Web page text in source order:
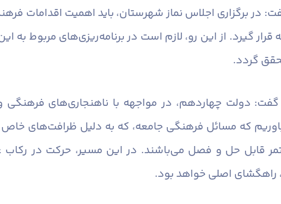
در برگزاری اجلاس نماز شهرستان، باید اهمیت اقدامات
گیرد. از این رو، لازم است در برنامه‌ریزی‌های مربوط به
گردد.
دولت چهاردهم، در مواجهه با ناهنجاری‌های فرهنگی
که مسائل فرهنگی جامعه، که به دلیل ظرافت‌های خاص
قابل حل و فصل می‌باشند. در این مسیر، حرکت در رکاب
اصلی خواهد بود.